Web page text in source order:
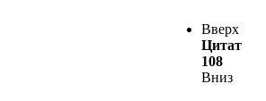
Вверх
Цитат
108
Вниз